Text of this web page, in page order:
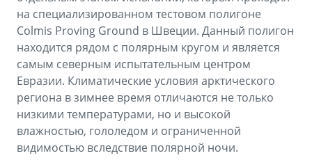
на специализированном тестовом полигоне
Colmis Proving Ground в Швеции. Данный полигон
находится рядом с полярным кругом и является
самым северным испытательным центром
Евразии. Климатические условия арктического
региона в зимнее время отличаются не только
низкими температурами, но и высокой
влажностью, гололедом и ограниченной
видимостью вследствие полярной ночи.